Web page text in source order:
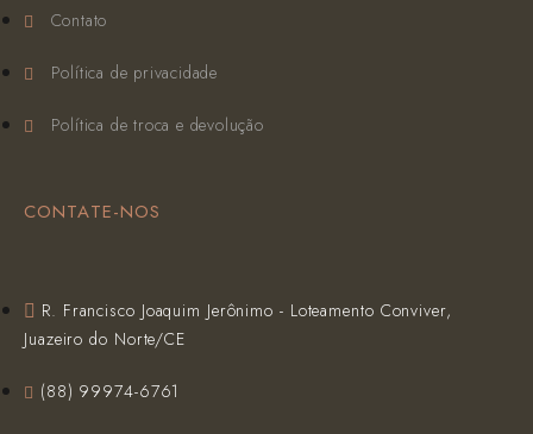
Contato
Política de privacidade
Política de troca e devolução
CONTATE-NOS
R. Francisco Joaquim Jerônimo - Loteamento Conviver,
Juazeiro do Norte/CE
(‪88) 99974-6761‬